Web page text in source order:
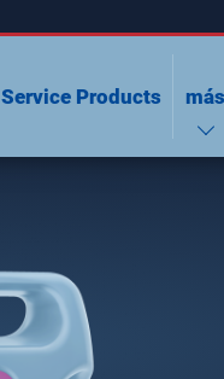
Service Products más